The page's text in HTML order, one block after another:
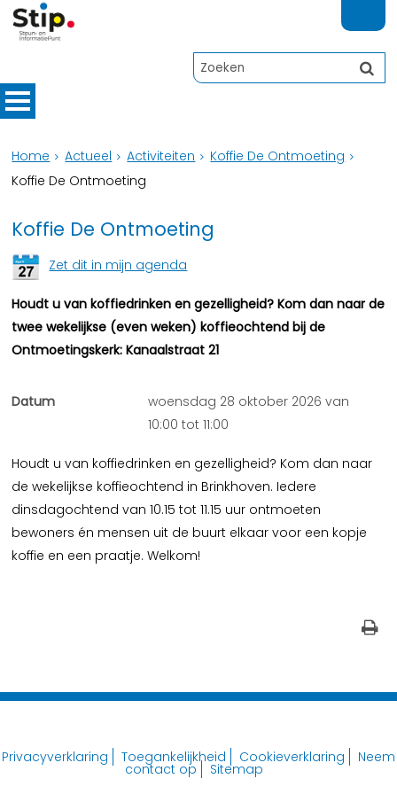
Home Actueel Activiteiten
Koffie De Ontmoeting
Koffie De Ontmoeting
Koffie De Ontmoeting
Zet dit in mijn agenda
Houdt u van koffiedrinken en gezelligheid? Kom dan naar de
twee wekelijkse (even weken) koffieochtend bij de
Ontmoetingskerk: Kanaalstraat 21
Datum
woensdag 28 oktober 2026 van
10:00 tot 11:00
Houdt u van koffiedrinken en gezelligheid? Kom dan naar
de wekelijkse koffieochtend in Brinkhoven. Iedere
dinsdagochtend van 10.15 tot 11.15 uur ontmoeten
bewoners én mensen uit de buurt elkaar voor een kopje
koffie en een praatje. Welkom!
Privacyverklaring Toegankelijkheid Cookieverklaring Neem
contact op Sitemap